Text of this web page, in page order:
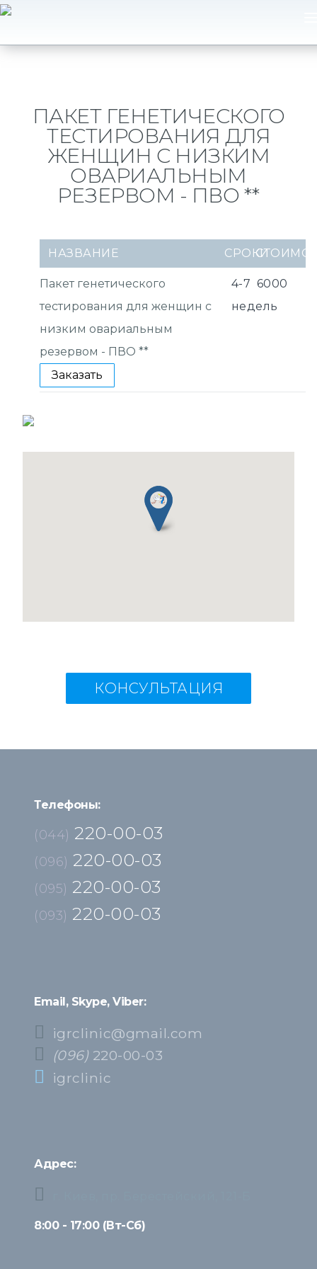
ПАКЕТ ГЕНЕТИЧЕСКОГО
ТЕСТИРОВАНИЯ ДЛЯ
ЖЕНЩИН С НИЗКИМ
ОВАРИАЛЬНЫМ
РЕЗЕРВОМ - ПВО **
НАЗВАНИЕ СРОКИ
Пакет генетического
тестирования для женщин с
низким овариальным
резервом - ПВО **
4-7
недель
6000
Заказать
КОНСУЛЬТАЦИЯ
Телефоны:
(044) 220-00-03
(096) 220-00-03
(095) 220-00-03
(093) 220-00-03
Email, Skype, Viber:
igrclinic@gmail.com
(096) 220-00-03
igrclinic
Адрес:
8:00 - 17:00 (Вт-Сб)